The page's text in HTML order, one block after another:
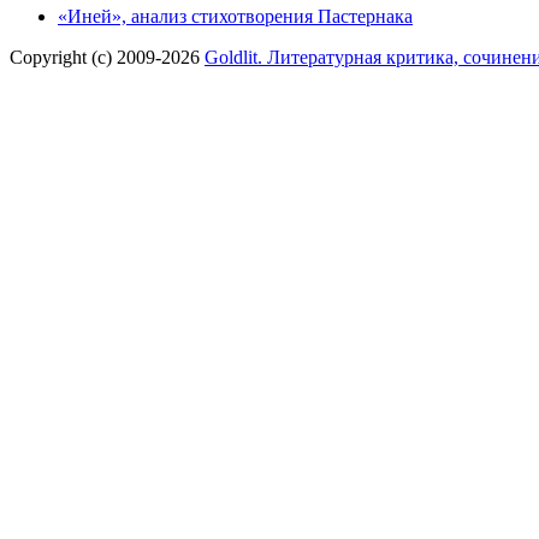
«Иней», анализ стихотворения Пастернака
Copyright (c) 2009-2026 Goldlit. Литературная критика,